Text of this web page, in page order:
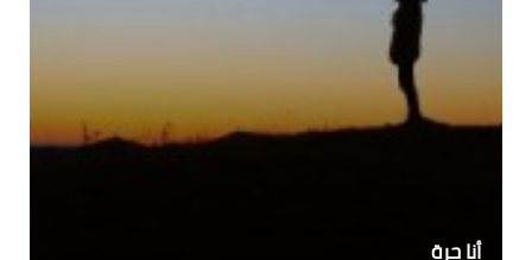
أنا حرة